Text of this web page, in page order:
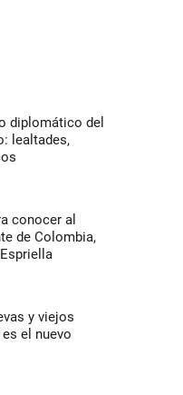
diplomático del
lealtades,
conocer al
de Colombia,
y viejos
el nuevo